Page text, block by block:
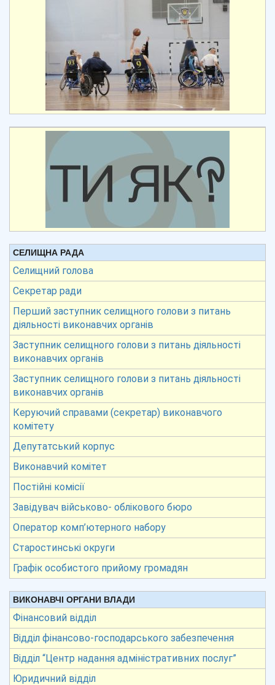
СЕЛИЩНА РАДА
Селищний голова
Секретар ради
Перший заступник селищного голови з питань
діяльності виконавчих органів
Заступник селищного голови з питань діяльності
виконавчих органів
Заступник селищного голови з питань діяльності
виконавчих органів
Керуючий справами (секретар) виконавчого
комітету
Депутатський корпус
Виконавчий комітет
Постійні комісії
Завідувач військово- облікового бюро
Оператор комп’ютерного набору
Старостинські округи
Графік особистого прийому громадян
ВИКОНАВЧІ ОРГАНИ ВЛАДИ
Фінансовий відділ
Відділ фінансово-господарського забезпечення
Відділ “Центр надання адміністративних послуг”
Юридичний відділ